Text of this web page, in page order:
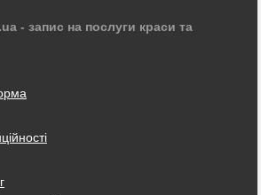
- запис на послуги краси та